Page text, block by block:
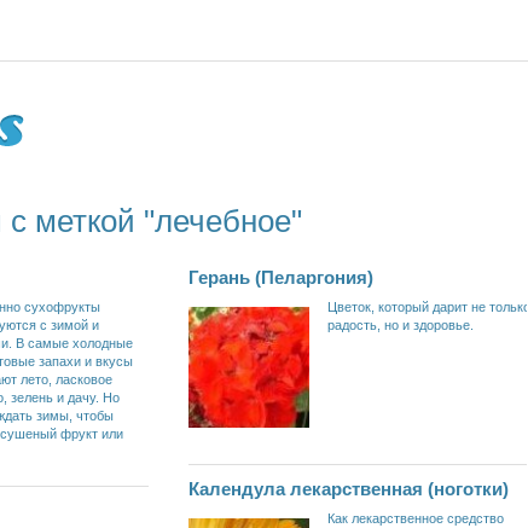
меткой "лечебное"
сухофрукты
с зимой и
В самые холодные
запахи и вкусы
лето, ласковое
зелень и дачу. Но
зимы, чтобы
сушеный фрукт или
Герань (Пеларгония)
Цветок, который дарит не только
радость, но и здоровье.
Календула лекарственная (ноготки)
Как лекарственное средство